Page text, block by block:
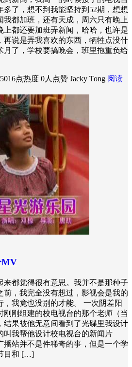
多了，想不到我能坚持到52期，想想
我都加班，还有天成，周六只有晚上
上都还要加班弄新闻，哈哈，也许是
再说是弄我喜欢的东西，牺牲点没什
月了，学校要搞晚会，班里拖重负给
5016点热度 0人点赞 Jacky Tong 阅读
MV
来都觉得很有意思。我并不是那种子
前，我完全没有想过，影视会是我的
，我竟也没别的才能。 一次阴差阳
刚刚组建的校电视台的那个老师（当
结果被他无意间看到了光碟里我设计
叫我帮他设计校电视台的新闻片
播站并不是件稀奇的事，但是一个学
目和 […]